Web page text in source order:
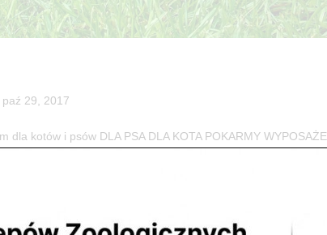
paź 29, 2017
kotów i psów DLA PSA DLA KOTA POKARMY